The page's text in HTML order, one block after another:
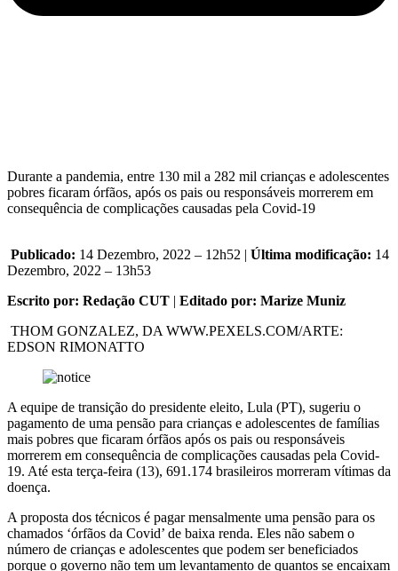
Durante a pandemia, entre 130 mil a 282 mil crianças e adolescentes
pobres ficaram órfãos, após os pais ou responsáveis morrerem em
consequência de complicações causadas pela Covid-19
Publicado: 14 Dezembro, 2022 – 12h52 | Última modificação: 14
Dezembro, 2022 – 13h53
Escrito por: Redação CUT | Editado por: Marize Muniz
THOM GONZALEZ, DA WWW.PEXELS.COM/ARTE:
EDSON RIMONATTO
A equipe de transição do presidente eleito, Lula (PT), sugeriu o
pagamento de uma pensão para crianças e adolescentes de famílias
mais pobres que ficaram órfãos após os pais ou responsáveis
morrerem em consequência de complicações causadas pela Covid-
19. Até esta terça-feira (13), 691.174 brasileiros morreram vítimas da
doença.
A proposta dos técnicos é pagar mensalmente uma pensão para os
chamados ‘órfãos da Covid’ de baixa renda. Eles não sabem o
número de crianças e adolescentes que podem ser beneficiados
porque o governo não tem um levantamento de quantos se encaixam